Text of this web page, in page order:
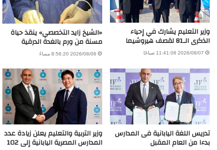
وزير التعليم يشارك في إحياء
الذكرى الـ81 لقصف هيروشيما
2026/08/07 11:41:08 صباحًا
«الشيخ زايد التخصصي» ينقذ حياة
مسنة من ورم بالغدة الدرقية
2026/08/06 8:56:20 مساءً
تدريس اللغة اليابانية فى المدارس
بدءا من العام المقبل
وزير التربية والتعليم يعلن زيادة عدد
المدارس المصرية اليابانية إلى 102